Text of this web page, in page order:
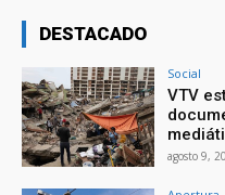
DESTACADO
Social
VTV
agosto 9,